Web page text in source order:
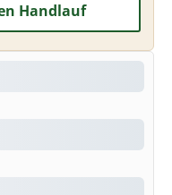
Handlauf